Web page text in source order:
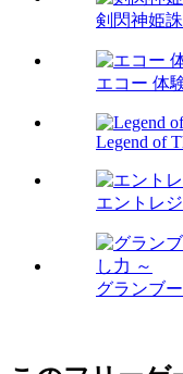
剣閃神姫
エコー 体
Legend of
エントレ
グランブ